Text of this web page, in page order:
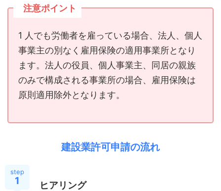
注意ポイント
1 人でも労働者を雇っている場合、法人、個人
事業主の別なく雇用保険の適用事業所となり
ます。法人の役員、個人事業主、同居の親族
のみで構成される事業所の場合、雇用保険は
原則適用除外となります。
建設業許可申請の流れ
step
1 ヒアリング